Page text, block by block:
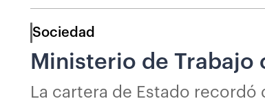
Sociedad
Ministerio de Trabajo
La cartera de Estado